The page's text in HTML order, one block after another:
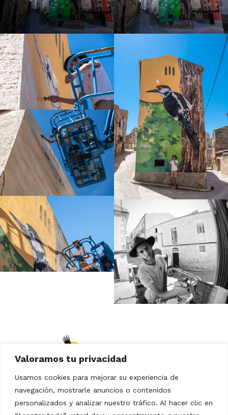
Valoramos tu privacidad
Usamos cookies para mejorar su experiencia de
navegación, mostrarle anuncios o contenidos
personalizados y analizar nuestro tráfico. Al hacer clic en